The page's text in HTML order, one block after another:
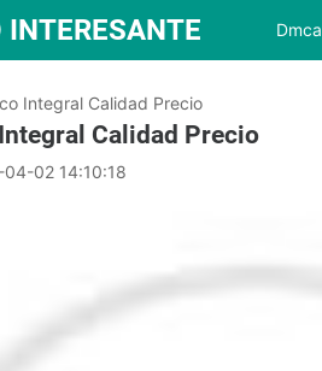
INTERESANTE Dmca
Integral Calidad Precio
Calidad Precio
02 14:10:18